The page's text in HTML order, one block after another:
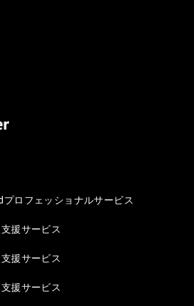
ロフェッショナルサービス
援サービス
援サービス
援サービス